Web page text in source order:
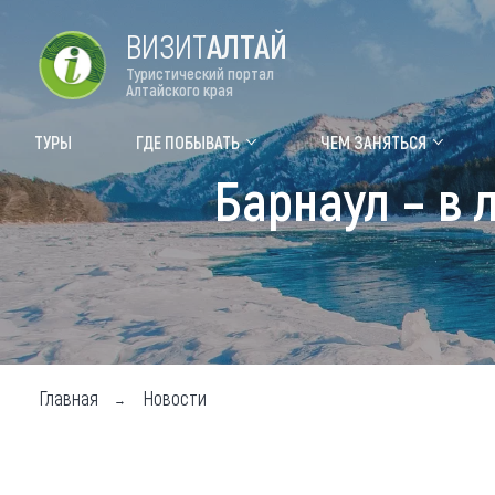
Туры Где
ВИЗИТАЛТАЙ
Туристический портал
Алтайского края
ТУРЫ ГДЕ ПОБЫВАТЬ ЧЕМ ЗАНЯТЬСЯ
Барнаул – в
Главная Новости